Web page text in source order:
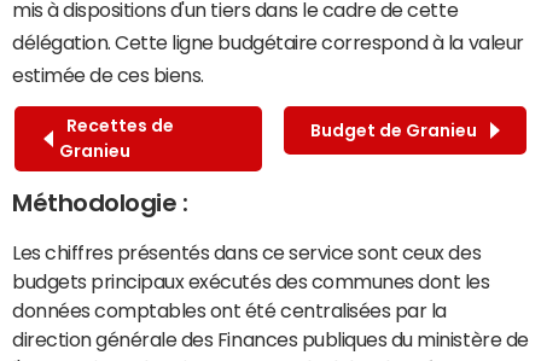
mis à dispositions d'un tiers dans le cadre de cette
délégation. Cette ligne budgétaire correspond à la valeur
estimée de ces biens.
Recettes de
Granieu
Budget de Granieu
Méthodologie :
Les chiffres présentés dans ce service sont ceux des
budgets principaux exécutés des communes dont les
données comptables ont été centralisées par la
direction générale des Finances publiques du ministère de